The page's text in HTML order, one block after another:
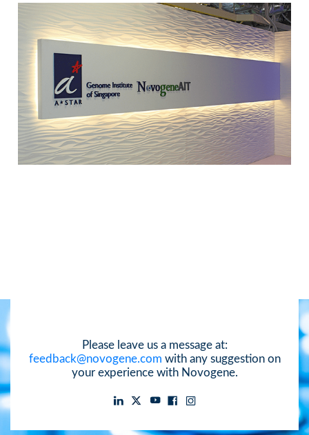
Please leave us a message at:
feedback@novogene.com with any suggestion on
your experience with Novogene.